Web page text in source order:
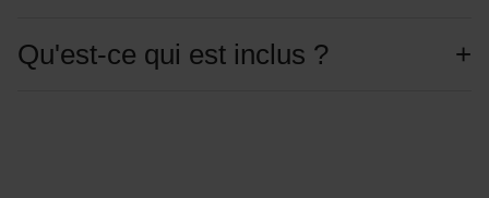
Qu'est-ce qui est inclus ?